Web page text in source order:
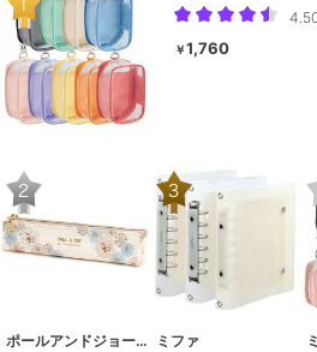
￥1,760
ポールアンドジョー ラ･パペトリー ミファ